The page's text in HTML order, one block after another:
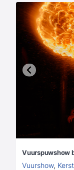
Vuurspuwshow
Vuurshow, Kerst